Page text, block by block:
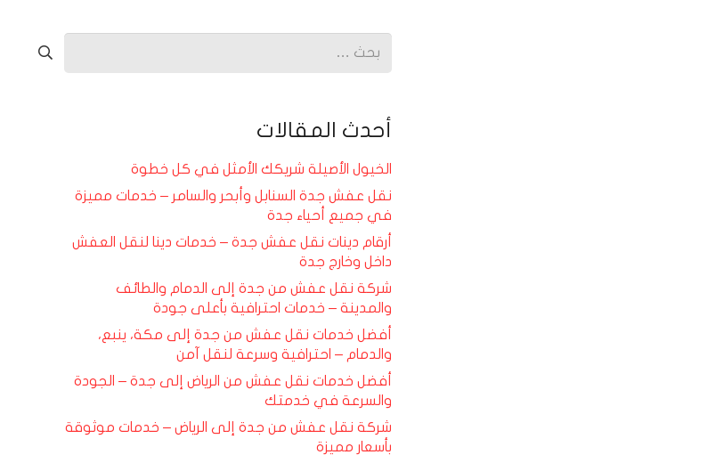
البحث
أحدث المقالات
الخيول الأصيلة شريكك الأمثل في كل خطوة
نقل عفش جدة السنابل وأبحر والسامر – خدمات مميزة
في جميع أحياء جدة
أرقام دينات نقل عفش جدة – خدمات دينا لنقل العفش
داخل وخارج جدة
شركة نقل عفش من جدة إلى الدمام والطائف
والمدينة – خدمات احترافية بأعلى جودة
أفضل خدمات نقل عفش من جدة إلى مكة، ينبع،
والدمام – احترافية وسرعة لنقل آمن
أفضل خدمات نقل عفش من الرياض إلى جدة – الجودة
والسرعة في خدمتك
شركة نقل عفش من جدة إلى الرياض – خدمات موثوقة
بأسعار مميزة